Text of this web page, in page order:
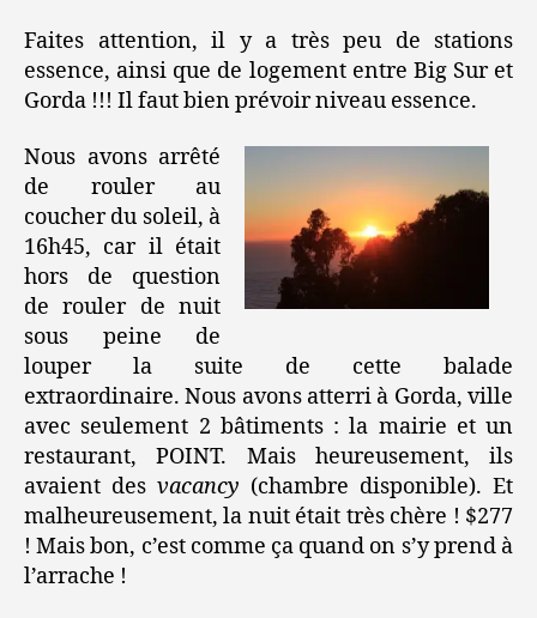
Faites attention, il y a très peu de stations
essence, ainsi que de logement entre Big Sur et
Gorda !!! Il faut bien prévoir niveau essence.
Nous avons arrêté
de rouler au
coucher du soleil, à
16h45, car il était
hors de question
de rouler de nuit
sous peine de
louper la suite de cette balade
extraordinaire. Nous avons atterri à Gorda, ville
avec seulement 2 bâtiments : la mairie et un
restaurant, POINT. Mais heureusement, ils
avaient des vacancy (chambre disponible). Et
malheureusement, la nuit était très chère ! $277
! Mais bon, c’est comme ça quand on s’y prend à
l’arrache !